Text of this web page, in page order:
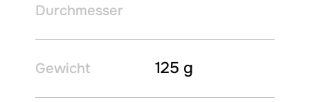
Durchmesser
Gewicht 125 g